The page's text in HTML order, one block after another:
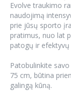
Evolve traukimo
naudojimą
prie jūsų sporto
pratimus, nuo lat
patogų ir efektyvų
Patobulinkite
75 cm, būtina
galingą kūną.